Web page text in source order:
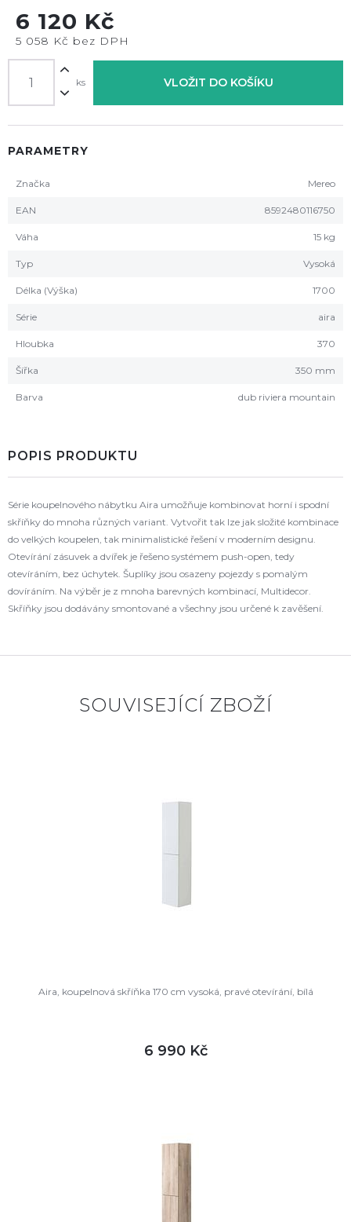
6 120 Kč
5 058 Kč bez DPH
ks VLOŽIT DO KOŠÍKU
PARAMETRY
Značka Mereo
EAN 8592480116750
Váha 15 kg
Typ Vysoká
Délka (Výška) 1700
Série aira
Hloubka 370
Šířka 350 mm
Barva dub riviera mountain
POPIS PRODUKTU
Série koupelnového nábytku Aira umožňuje kombinovat horní i spodní
skříňky do mnoha různých variant. Vytvořit tak lze jak složité kombinace
do velkých koupelen, tak minimalistické řešení v moderním designu.
Otevírání zásuvek a dvířek je řešeno systémem push-open, tedy
otevíráním, bez úchytek. Šuplíky jsou osazeny pojezdy s pomalým
dovíráním. Na výběr je z mnoha barevných kombinací, Multidecor.
Skříňky jsou dodávány smontované a všechny jsou určené k zavěšení.
SOUVISEJÍCÍ ZBOŽÍ
Aira, koupelnová skříňka 170 cm vysoká, pravé otevírání, bílá
6 990 Kč